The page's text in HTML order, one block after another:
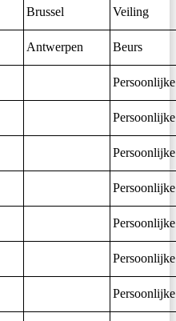
Brussel Veiling
Antwerpen Beurs